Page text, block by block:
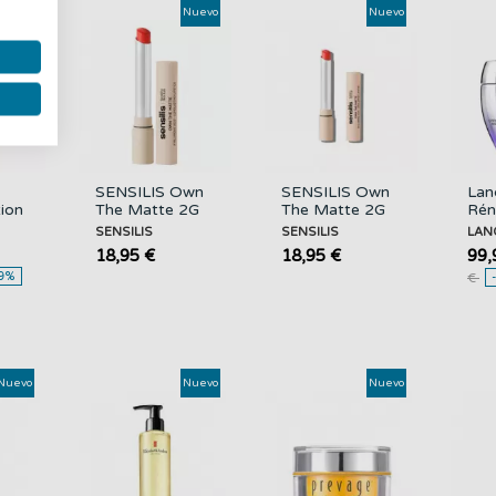
SENSILIS Own
The Matte 2G
06 You´re Mine
SENSILIS
18,95 €
Nuevo
SENSILIS Own
The Matte 2G
05 I´m In
Charge
SENSILIS
18,95 €
Nuevo
€
Nuevo Nuevo